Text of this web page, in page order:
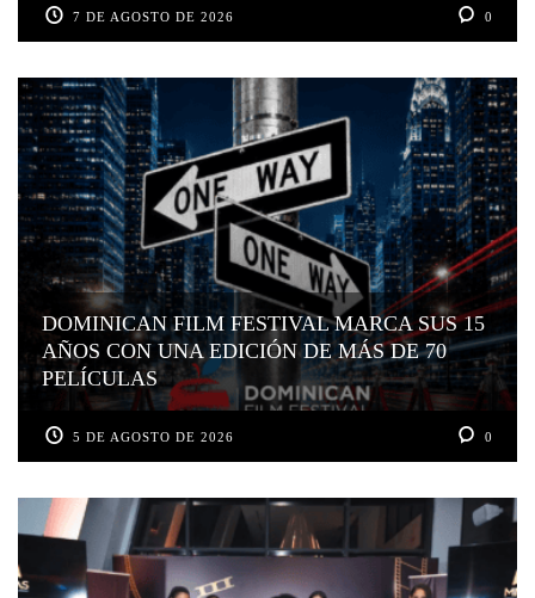
7 DE AGOSTO DE 2026 0
DOMINICAN FILM FESTIVAL MARCA SUS 15
AÑOS CON UNA EDICIÓN DE MÁS DE 70
PELÍCULAS
5 DE AGOSTO DE 2026 0